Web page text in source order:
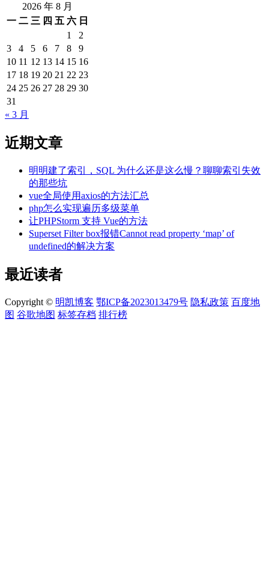
2026 年 8 月
一 二 三 四 五 六 日
1
2
3
4 5 6 7 8
9
10 11 12 13 14 15 16
17 18 19 20 21 22 23
24 25 26 27 28 29 30
31
« 3 月
近期文章
明明建了索引，SQL 为什么还是这么慢？聊聊索引失效
的那些坑
vue全局使用axios的方法汇总
php怎么实现遍历多级菜单
让PHPStorm 支持 Vue的方法
Superset Filter box报错Cannot read property ‘map’ of
undefined的解决方案
最近读者
Copyright © 明凯博客 鄂ICP备2023013479号 隐私政策 百度地
图 谷歌地图 标签存档 排行榜